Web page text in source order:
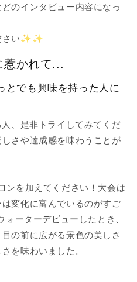
のインタビュー内容になっ
さい✨✨
惹かれて...
とでも興味を持った人に
、是非トライしてみてくだ
さや達成感を味わうことが
ンを加えてください！大会は
変化に富んでいるのがすご
ーターデビューしたとき、
の前に広がる景色の美しさ
を味わいました。